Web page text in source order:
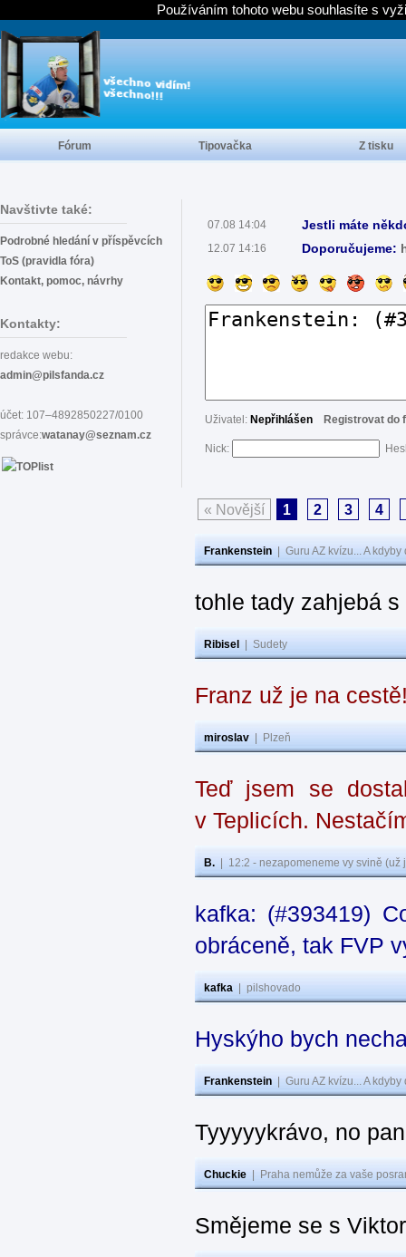
Navštivte také:
Podrobné hledání v příspěvcích
ToS (pravidla fóra)
Kontakt, pomoc, návrhy
Kontakty:
redakce webu:
admin@pilsfanda.cz
účet: 107–4892850227/0100
správce:watanay@seznam.cz
07.08 14:04 Jestli máte
12.07 14:16 Doporučujeme:
Uživatel: Nepřihlášen Registrovat do
Nick:
« Novější 1 2 3 4
Frankenstein Guru AZ kvízu... A
tohle tady zahjebá
Ribisel Sudety
Franz už je na
miroslav Plzeň
Teď jsem se
v Teplicích.
B. 12:2 - nezapomeneme vy svině
kafka: (#393419)
obráceně, tak FVP
kafka pilshovado
Hyskýho bych
Frankenstein Guru AZ kvízu... A
Tyyyyykrávo, no
Chuckie Praha nemůže za vaše
Smějeme se s
Fórum Tipovačka Z tisku
Používáním tohoto webu souhlasíte s